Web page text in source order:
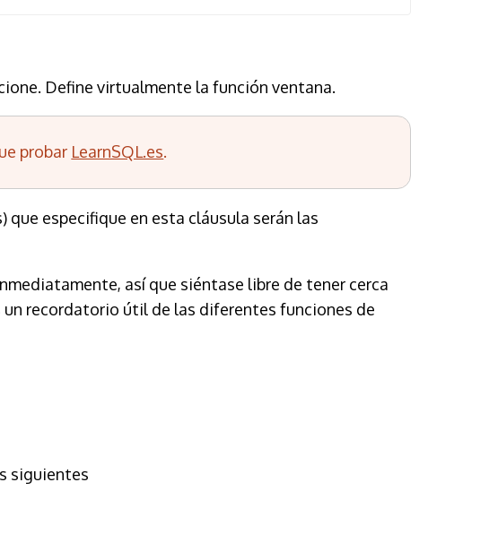
Define virtualmente la función ventana.
probar LearnSQL.es.
que especifique en esta cláusula serán las
así que siéntase libre de tener cerca
un recordatorio útil de las diferentes funciones de
siguientes